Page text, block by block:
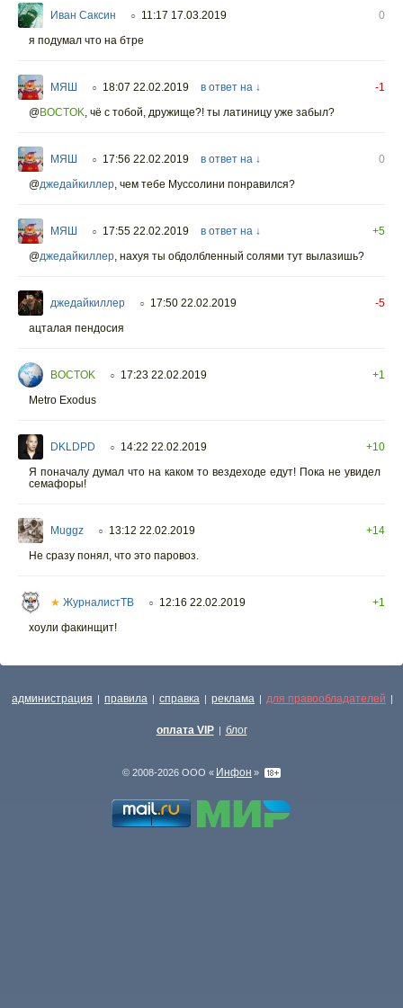
Иван Саксин ○ 11:17 17.03.2019
0
я подумал что на бтре
МЯШ ○ 18:07 22.02.2019 в ответ на ↓
-1
@BOCTOK, чё с тобой, дружище?! ты латиницу уже забыл?
МЯШ ○ 17:56 22.02.2019 в ответ на ↓
0
@джедайкиллер, чем тебе Муссолини понравился?
МЯШ ○ 17:55 22.02.2019 в ответ на ↓
+5
@джедайкиллер, нахуя ты обдолбленный солями тут вылазишь?
джедайкиллер ○ 17:50 22.02.2019
-5
ацталая пендосия
BOCTOK ○ 17:23 22.02.2019
+1
Metro Exodus
DKLDPD ○ 14:22 22.02.2019
+10
Я поначалу думал что на каком то вездеходе едут! Пока не увидел
семафоры!
Muggz ○ 13:12 22.02.2019
+14
Не сразу понял, что это паровоз.
★ ЖурналистТВ ○ 12:16 22.02.2019
+1
хоули факинщит!
администрация | правила | справка | реклама | для правообладателей |
оплата VIP | блог
© 2008-2026 ООО « Инфон »